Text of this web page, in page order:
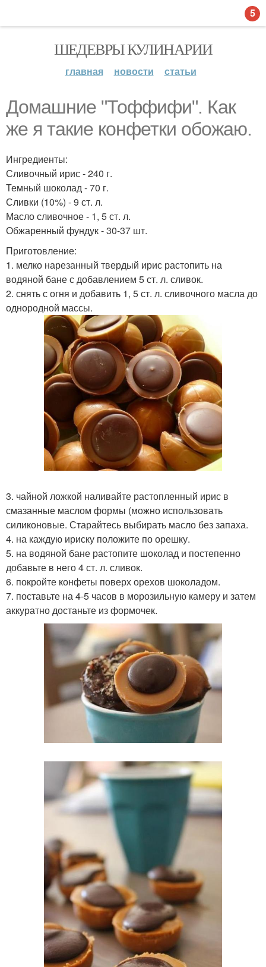
ШЕДЕВРЫ КУЛИНАРИИ
главная новости статьи
Домашние "Тоффифи". Как
же я такие конфетки обожаю.
Ингредиенты:
Сливочный ирис - 240 г.
Темный шоколад - 70 г.
Сливки (10%) - 9 ст. л.
Масло сливочное - 1, 5 ст. л.
Обжаренный фундук - 30-37 шт.
Приготовление:
1. мелко нарезанный твердый ирис растопить на
водяной бане с добавлением 5 ст. л. сливок.
2. снять с огня и добавить 1, 5 ст. л. сливочного масла до
однородной массы.
3. чайной ложкой наливайте растопленный ирис в
смазанные маслом формы (можно использовать
силиконовые. Старайтесь выбирать масло без запаха.
4. на каждую ириску положите по орешку.
5. на водяной бане растопите шоколад и постепенно
добавьте в него 4 ст. л. сливок.
6. покройте конфеты поверх орехов шоколадом.
7. поставьте на 4-5 часов в морозильную камеру и затем
аккуратно достаньте из формочек.
5